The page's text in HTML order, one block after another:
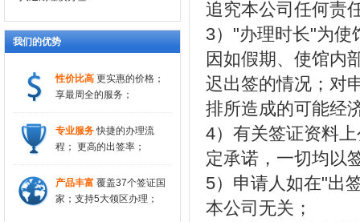
我们的优势
性价比高 更实惠的价格；
享最周全的服务；
专业服务快捷的办理流
程； 更高的出签率；
产品丰富 覆盖37个签证国
家；支持5大领区办理；
追究本公司任何责
3）"办理时长"为使
因如假期、使馆内
迟出签的情况；对
排所造成的可能经
4）有关签证资料
定承诺，一切均以
5）申请人如在"出
本公司无关；